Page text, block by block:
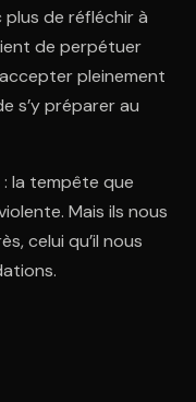
plus de réfléchir à
de perpétuer
pleinement
s’y préparer au
la tempête que
Mais ils nous
celui qu’il nous